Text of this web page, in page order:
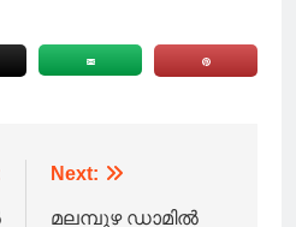
Next:
മലമ്പുഴ ഡാമിൽ